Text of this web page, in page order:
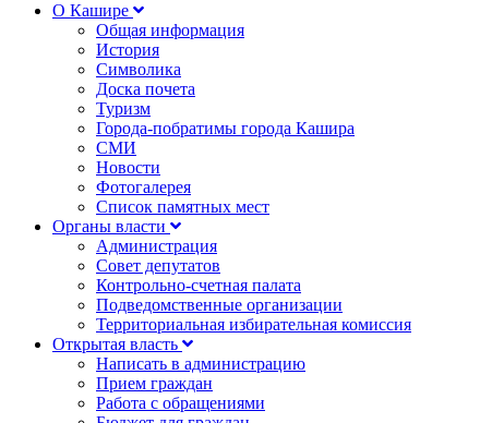
О Кашире
Общая информация
История
Символика
Доска почета
Туризм
Города-побратимы города Кашира
СМИ
Новости
Фотогалерея
Список памятных мест
Органы власти
Администрация
Совет депутатов
Контрольно-счетная палата
Подведомственные организации
Территориальная избирательная комиссия
Открытая власть
Написать в администрацию
Прием граждан
Работа с обращениями